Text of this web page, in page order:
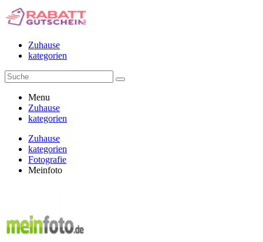
Zuhause
kategorien
Menu
Zuhause
kategorien
Zuhause
kategorien
Fotografie
Meinfoto